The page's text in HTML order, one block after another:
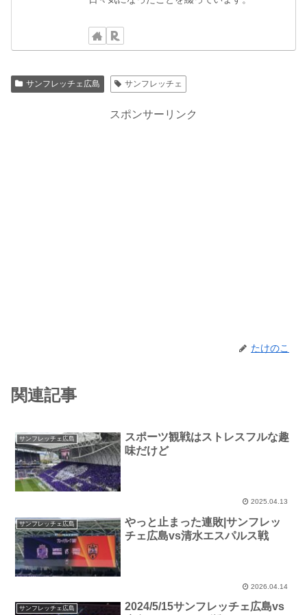
サンフレッチェ広島 サンフレッチェ
スポンサーリンク
たけのこ
関連記事
サンフレッチェ広島
スポーツ観戦はストレスフルな趣
味だけど
2025.04.13
サンフレッチェ広島
やっと止まった連敗|サンフレッ
チェ広島vs清水エスパルス戦
2026.04.14
サンフレッチェ広島
2024/5/15サンフレッチェ広島vs